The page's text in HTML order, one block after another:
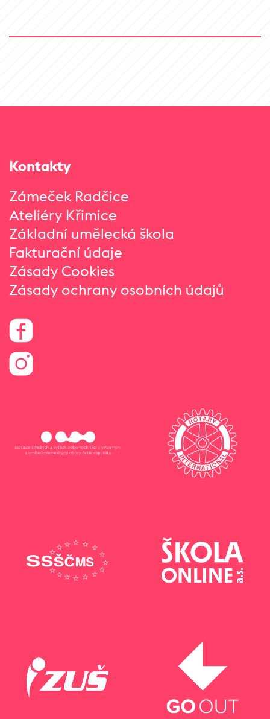
Kontakty
Zámeček Radčice
Ateliéry Křimice
Základní umělecká škola
Fakturační údaje
Zásady Cookies
Zásady ochrany osobních údajů